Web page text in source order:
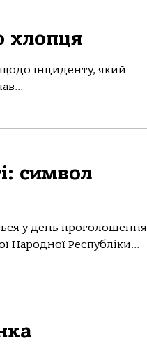
хлопця
щодо інциденту, який
символ
у день проголошення
Народної Республіки...